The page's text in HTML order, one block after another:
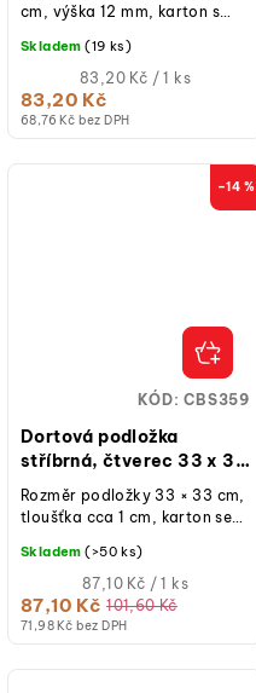
68,76 Kč bez DPH
83,20 Kč
Měrná
cena:
83,20 Kč / 1 ks
Skladem (19 ks)
cm, výška 12 mm, karton s
květinový vzor, 1 ks.
–14 %
Dortová podložka
stříbrná, čtverec 33 x 33
cm, výška 10 mm
71,98 Kč bez DPH
87,10 Kč 101,60 Kč
Měrná
cena:
87,10 Kč / 1 ks
Skladem (>50 ks)
Rozměr podložky 33 × 33 cm,
tloušťka cca 1 cm, karton se
KÓD:CBS359